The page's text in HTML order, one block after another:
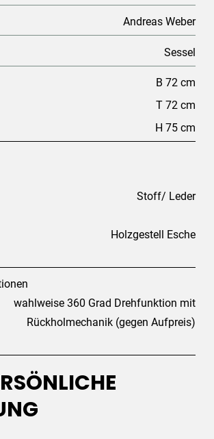
Andreas Weber
Sessel
B 72 cm
T 72 cm
H 75 cm
Stoff/ Leder
Holzgestell Esche
wahlweise 360 Grad Drehfunktion mit
Rückholmechanik (gegen Aufpreis)